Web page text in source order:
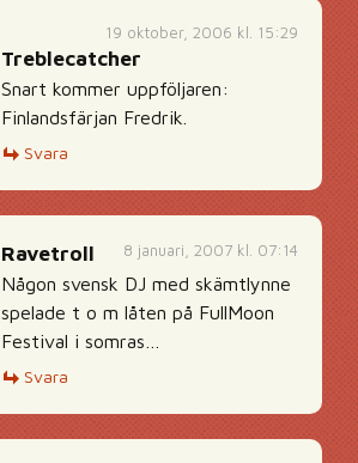
19 oktober, 2006 kl. 15:29
Treblecatcher
Snart kommer uppföljaren:
Finlandsfärjan Fredrik.
Svara
8 januari, 2007 kl. 07:14
Ravetroll
Någon svensk DJ med skämtlynne
spelade t o m låten på FullMoon
Festival i somras…
Svara